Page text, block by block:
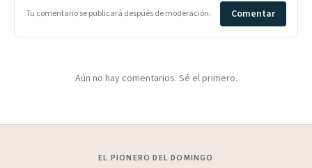
Tu comentario se publicará después de moderación. Comentar
Aún no hay comentarios. Sé el primero.
EL PIONERO DEL DOMINGO